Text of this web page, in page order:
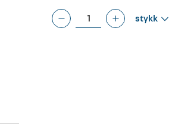
stykk